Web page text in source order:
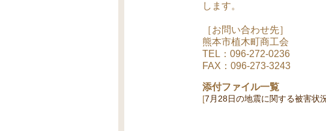
します。
［お問い合わせ先］
熊本市植木町商工会
TEL：096-272-0236
FAX：096-273-3243
添付ファイル一覧
7月28日の地震に関する被害状